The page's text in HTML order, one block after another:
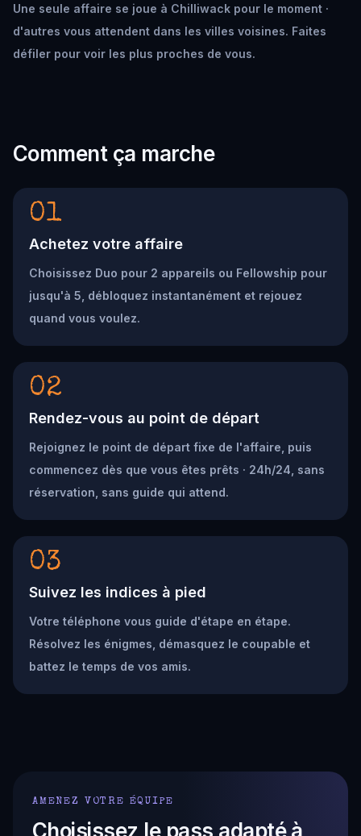
Une seule affaire se joue à Chilliwack pour le moment ·
d'autres vous attendent dans les villes voisines. Faites
défiler pour voir les plus proches de vous.
Comment ça marche
01
Achetez votre affaire
Choisissez Duo pour 2 appareils ou Fellowship pour
jusqu'à 5, débloquez instantanément et rejouez
quand vous voulez.
02
Rendez-vous au point de départ
Rejoignez le point de départ fixe de l'affaire, puis
commencez dès que vous êtes prêts · 24h/24, sans
réservation, sans guide qui attend.
03
Suivez les indices à pied
Votre téléphone vous guide d'étape en étape.
Résolvez les énigmes, démasquez le coupable et
battez le temps de vos amis.
AMENEZ VOTRE ÉQUIPE
Choisissez le pass adapté à